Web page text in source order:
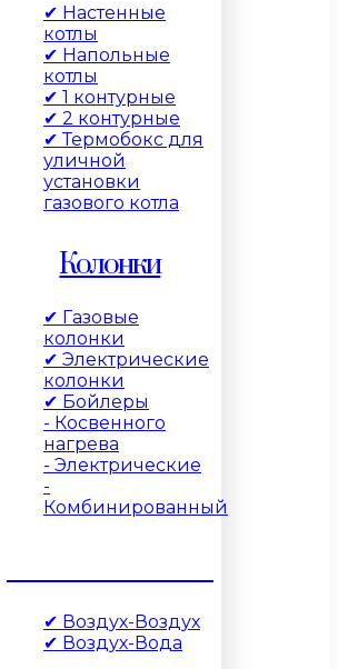
✔ Настенные
котлы
✔ Напольные
котлы
✔ 1 контурные
✔ 2 контурные
✔ Термобокс для
уличной
установки
газового котла
Колонки
✔ Газовые
колонки
✔ Электрические
колонки
✔ Бойлеры
- Косвенного
нагрева
- Электрические
-
Комбинированный
✔ Воздух-Воздух
✔ Воздух-Вода